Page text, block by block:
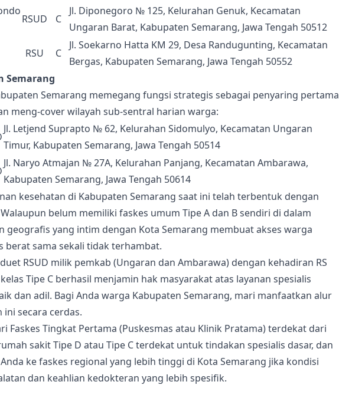
RSUD C
Jl. Diponegoro № 125, Kelurahan Genuk, Kecamatan
Ungaran Barat, Kabupaten Semarang, Jawa Tengah 50512
RSU C
Jl. Soekarno Hatta KM 29, Desa Randugunting, Kecamatan
Bergas, Kabupaten Semarang, Jawa Tengah 50552
Semarang
Semarang memegang fungsi strategis sebagai penyaring pertama
meng-cover wilayah sub-sentral harian warga:
Jl. Letjend Suprapto № 62, Kelurahan Sidomulyo, Kecamatan Ungaran
Timur, Kabupaten Semarang, Jawa Tengah 50514
Jl. Naryo Atmajan № 27A, Kelurahan Panjang, Kecamatan Ambarawa,
Kabupaten Semarang, Jawa Tengah 50614
kesehatan di Kabupaten Semarang saat ini telah terbentuk dengan
belum memiliki faskes umum Tipe A dan B sendiri di dalam
geografis yang intim dengan Kota Semarang membuat akses warga
berat sama sekali tidak terhambat.
RSUD milik pemkab (Ungaran dan Ambarawa) dengan kehadiran RS
Tipe C berhasil menjamin hak masyarakat atas layanan spesialis
dan adil. Bagi Anda warga Kabupaten Semarang, mari manfaatkan alur
ini secara cerdas.
Faskes Tingkat Pertama (Puskesmas atau Klinik Pratama) terdekat dari
sakit Tipe D atau Tipe C terdekat untuk tindakan spesialis dasar, dan
ke faskes regional yang lebih tinggi di Kota Semarang jika kondisi
dan keahlian kedokteran yang lebih spesifik.